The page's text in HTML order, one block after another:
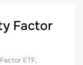
Factor
ETF,